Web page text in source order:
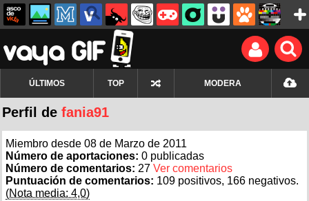
ÚLTIMOS TOP MODERA
Perfil de fania91
Miembro desde 08 de Marzo de 2011
Número de aportaciones: 0 publicadas
Número de comentarios: 27 Ver comentarios
Puntuación de comentarios: 109 positivos, 166 negativos.
(Nota media: 4,0)